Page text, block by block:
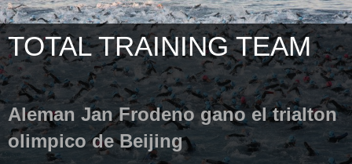
TOTAL TRAINING TEAM
Aleman Jan Frodeno gano el trialton
olimpico de Beijing